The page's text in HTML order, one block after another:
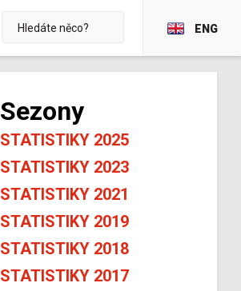
ENG
Sezony
STATISTIKY 2025
STATISTIKY 2023
STATISTIKY 2021
STATISTIKY 2019
STATISTIKY 2018
STATISTIKY 2017